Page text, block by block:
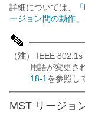
詳細については、
ージョン間の動作」
（注） IEEE
用語が変更さ
18-1 を参照し
MST リージョ